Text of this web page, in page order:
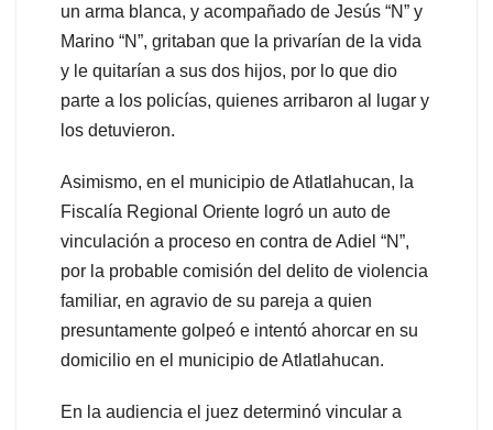
un arma blanca, y acompañado de Jesús “N” y
Marino “N”, gritaban que la privarían de la vida
y le quitarían a sus dos hijos, por lo que dio
parte a los policías, quienes arribaron al lugar y
los detuvieron.
Asimismo, en el municipio de Atlatlahucan, la
Fiscalía Regional Oriente logró un auto de
vinculación a proceso en contra de Adiel “N”,
por la probable comisión del delito de violencia
familiar, en agravio de su pareja a quien
presuntamente golpeó e intentó ahorcar en su
domicilio en el municipio de Atlatlahucan.
En la audiencia el juez determinó vincular a